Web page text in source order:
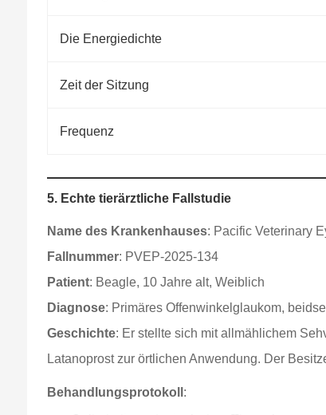
Die Energiedichte
Zeit der Sitzung
Frequenz
5. Echte tierärztliche Fallstudie
Name des Krankenhauses: Pacific Veterinary
Fallnummer: PVEP-2025-134
Patient: Beagle, 10 Jahre alt, Weiblich
Diagnose: Primäres Offenwinkelglaukom,
Geschichte: Er stellte sich mit allmählichem
Latanoprost zur örtlichen Anwendung. Der
Behandlungsprotokoll :